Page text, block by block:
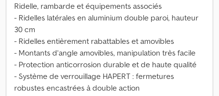
Ridelle, rambarde et équipements associés
- Ridelles latérales en aluminium double paroi, hauteur
30 cm
- Ridelles entièrement rabattables et amovibles
- Montants d’angle amovibles, manipulation très facile
- Protection anticorrosion durable et de haute qualité
- Système de verrouillage HAPERT : fermetures
robustes encastrées à double action